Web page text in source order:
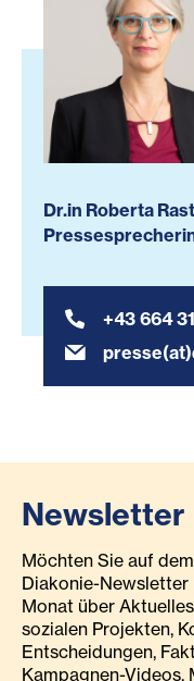
Dr.in Roberta
+43 664
Newsletter
Möchten Sie auf
Diakonie-
Monat über
sozialen Projekten,
Entscheidungen,
Kampagnen-